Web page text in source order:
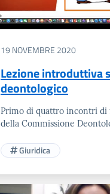
19 NOVEMBRE 2020
Lezione introduttiva
deontologico
Primo di quattro incontri di
della Commissione
Giuridica